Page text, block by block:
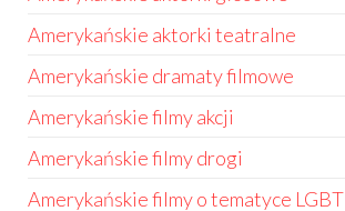
Amerykańskie aktorki teatralne
Amerykańskie dramaty filmowe
Amerykańskie filmy akcji
Amerykańskie filmy drogi
Amerykańskie filmy o tematyce LGBT